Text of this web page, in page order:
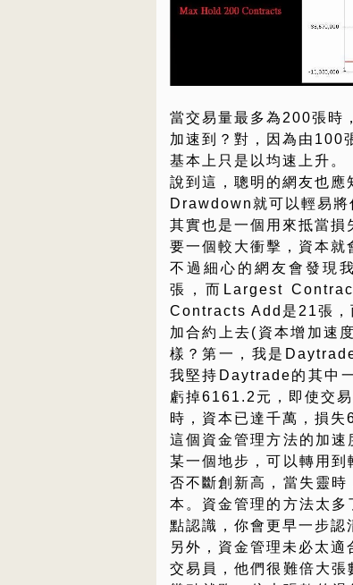
當交易量最多為200張時
加速到？對，因為由100
基本上只是以均速上升。
說到這，聰明的網友也應
Drawdown就可以輕易將
其實也是一個用來抵當損
要一個較大衝擊，資本就
不過細心的網友會發現
張，而Largest
Contracts Add是21張
加合約上去(資本增加速
樣？第一，我是
我堅持Daytrade的其中
虧掉6161.2元，即使交
時，資本已達千萬，損失
這個資金管理方法的加速
某一個地步，可以轉用
否不斷創新高，當失靈
本。資金管理的方法太
點認識，你會更早一步認
另外，資金管理未必太
交易員，他們很難倍大